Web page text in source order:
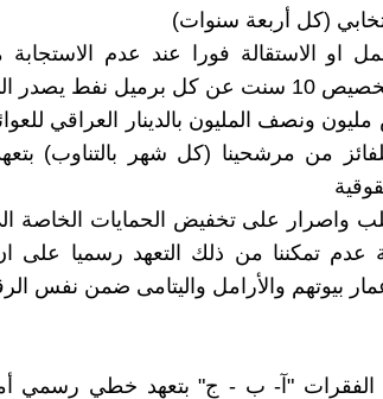
(كل أربعة سنوات)
او الاستقالة فورا عند عدم الاستجابة
يصدر الى خارج العراق"
ونصف المليون بالدينار العراقي
للفائز من مرشحينا (كل شهر بالتناوب)
عدم تمكننا من ذلك التعهد رسميا على
بيوتهم والأرامل واليتامى ضمن نفس
الفقرات "آ- ب - ج" بتعهد خطي رسمي